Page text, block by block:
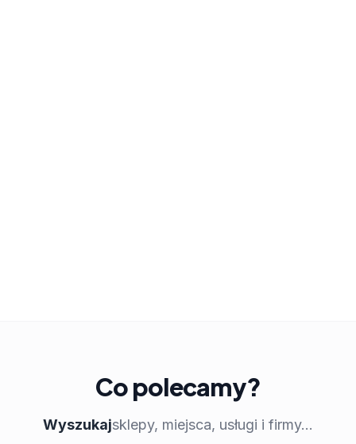
Co polecamy?
Wyszukajsklepy, miejsca, usługi i firmy...